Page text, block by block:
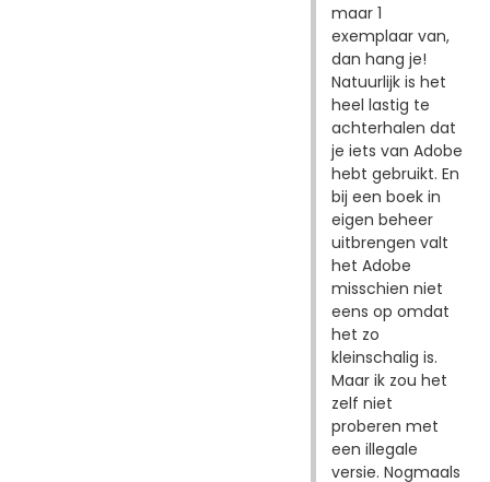
maar 1
exemplaar van,
dan hang je!
Natuurlijk is het
heel lastig te
achterhalen dat
je iets van Adobe
hebt gebruikt. En
bij een boek in
eigen beheer
uitbrengen valt
het Adobe
misschien niet
eens op omdat
het zo
kleinschalig is.
Maar ik zou het
zelf niet
proberen met
een illegale
versie. Nogmaals